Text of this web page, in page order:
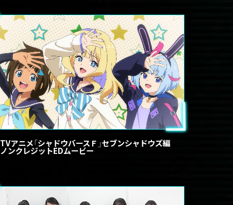
TVアニメ「シャドウバースＦ」セブンシャドウズ編
ノンクレジットEDムービー